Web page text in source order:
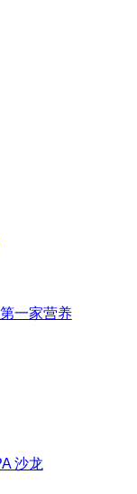
一家营养
沙龙